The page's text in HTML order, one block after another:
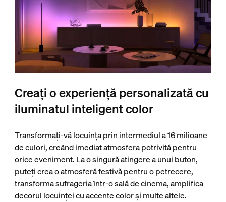
Creați o experiență personalizată cu
iluminatul inteligent color
Transformați-vă locuința prin intermediul a 16 milioane
de culori, creând imediat atmosfera potrivită pentru
orice eveniment. La o singură atingere a unui buton,
puteți crea o atmosferă festivă pentru o petrecere,
transforma sufrageria într-o sală de cinema, amplifica
decorul locuinței cu accente color și multe altele.